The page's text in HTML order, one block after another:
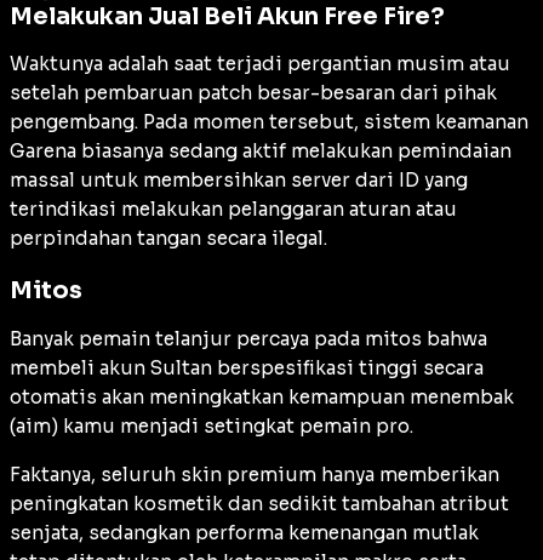
Melakukan Jual Beli Akun Free Fire?
Waktunya adalah saat terjadi pergantian musim atau
setelah pembaruan patch besar-besaran dari pihak
pengembang. Pada momen tersebut, sistem keamanan
Garena biasanya sedang aktif melakukan pemindaian
massal untuk membersihkan server dari ID yang
terindikasi melakukan pelanggaran aturan atau
perpindahan tangan secara ilegal.
Mitos
Banyak pemain telanjur percaya pada mitos bahwa
membeli akun Sultan berspesifikasi tinggi secara
otomatis akan meningkatkan kemampuan menembak
(aim) kamu menjadi setingkat pemain pro.
Faktanya, seluruh skin premium hanya memberikan
peningkatan kosmetik dan sedikit tambahan atribut
senjata, sedangkan performa kemenangan mutlak